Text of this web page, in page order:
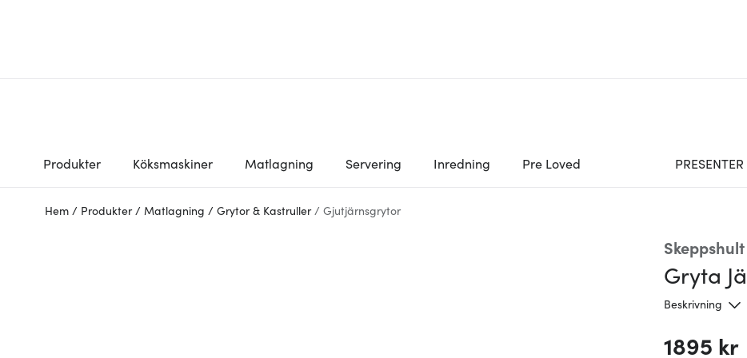
Produkter Köksmaskiner Matlagning Servering Inredning Pre Loved PRESENTER
Hem / Produkter / Matlagning / Grytor & Kastruller / Gjutjärnsgrytor
Skeppshult
Gryta
Beskrivning
1895 kr